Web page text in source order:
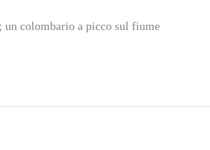
un colombario a picco sul fiume